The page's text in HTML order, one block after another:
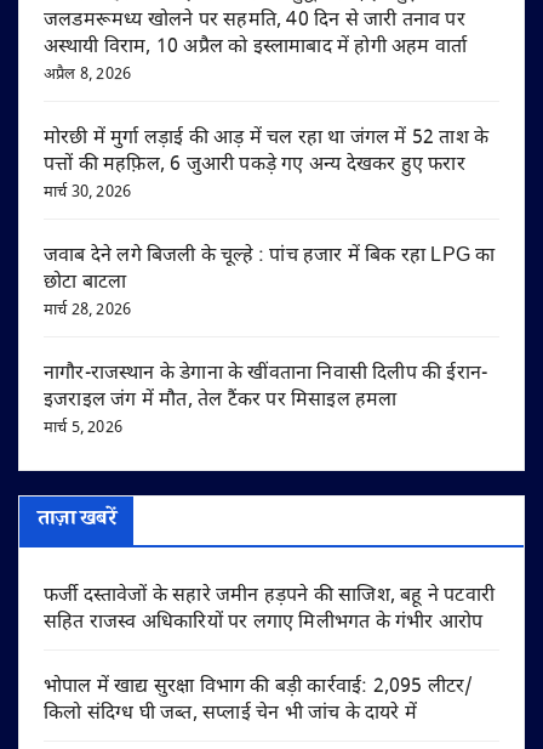
जलडमरूमध्य खोलने पर सहमति, 40 दिन से जारी तनाव पर
अस्थायी विराम, 10 अप्रैल को इस्लामाबाद में होगी अहम वार्ता
अप्रैल 8, 2026
मोरछी में मुर्गा लड़ाई की आड़ में चल रहा था जंगल में 52 ताश के
पत्तों की महफ़िल, 6 जुआरी पकड़े गए अन्य देखकर हुए फरार
मार्च 30, 2026
जवाब देने लगे बिजली के चूल्हे : पांच हजार में बिक रहा LPG का
छोटा बाटला
मार्च 28, 2026
नागौर-राजस्थान के डेगाना के खींवताना निवासी दिलीप की ईरान-
इजराइल जंग में मौत, तेल टैंकर पर मिसाइल हमला
मार्च 5, 2026
ताज़ा खबरें
फर्जी दस्तावेजों के सहारे जमीन हड़पने की साजिश, बहू ने पटवारी
सहित राजस्व अधिकारियों पर लगाए मिलीभगत के गंभीर आरोप
भोपाल में खाद्य सुरक्षा विभाग की बड़ी कार्रवाई: 2,095 लीटर/
किलो संदिग्ध घी जब्त, सप्लाई चेन भी जांच के दायरे में